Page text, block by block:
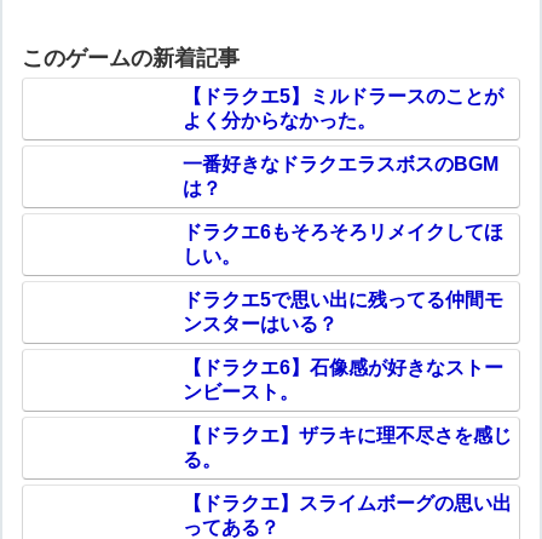
このゲームの新着記事
【ドラクエ5】ミルドラースのことが
よく分からなかった。
一番好きなドラクエラスボスのBGM
は？
ドラクエ6もそろそろリメイクしてほ
しい。
ドラクエ5で思い出に残ってる仲間モ
ンスターはいる？
【ドラクエ6】石像感が好きなストー
ンビースト。
【ドラクエ】ザラキに理不尽さを感じ
る。
【ドラクエ】スライムボーグの思い出
ってある？